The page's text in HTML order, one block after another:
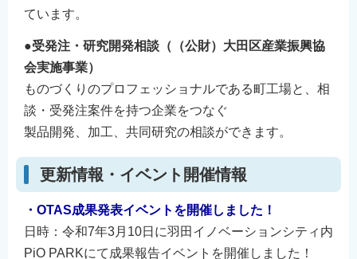
ています。
●受発注・研究開発相談（（公財）大田区産業振興協
会実施事業）
ものづくりのプロフェッショナルである町工場と、相
談・受発注案件を持つ企業をつなぐ
製品開発、加工、共同研究の相談ができます。
更新情報・イベント開催情報
・OTAS成果発表イベントを開催しました！
日時：令和7年3月10日に羽田イノベーションシティ内
PiO PARKにて成果報告イベントを開催しました！